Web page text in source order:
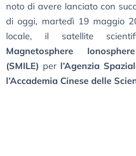
noto di avere lanciato con
di oggi, martedì 19 maggio
locale, il satellite
Magnetosphere
(SMILE) per l’Agenzia
l’Accademia Cinese delle